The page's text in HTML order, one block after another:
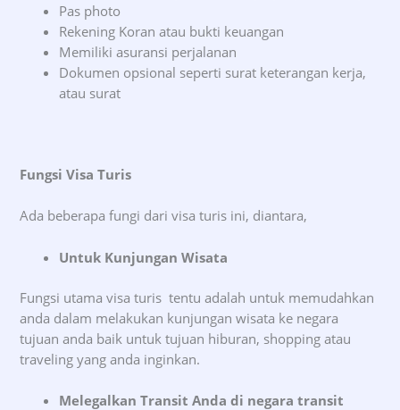
Pas photo
Rekening Koran atau bukti keuangan
Memiliki asuransi perjalanan
Dokumen opsional seperti surat keterangan kerja,
atau surat
Fungsi Visa Turis
Ada beberapa fungi dari visa turis ini, diantara,
Untuk Kunjungan Wisata
Fungsi utama visa turis tentu adalah untuk memudahkan
anda dalam melakukan kunjungan wisata ke negara
tujuan anda baik untuk tujuan hiburan, shopping atau
traveling yang anda inginkan.
Melegalkan Transit Anda di negara transit